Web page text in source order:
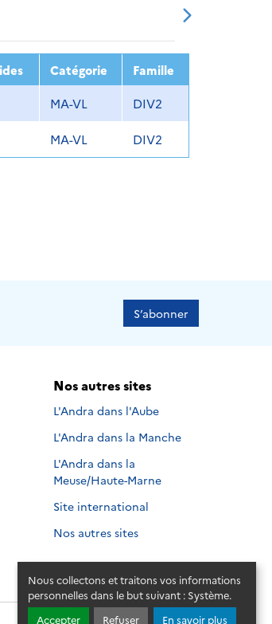
Nous collectons et traitons vos informations
personnelles dans le but suivant : Système.
Accepter
Refuser En savoir plus
2022 2023
Catégorie
Famille
MA-VL DIV2
MA-VL DIV2
S’abonner
Nos autres sites
L'Andra dans l'Aube
L'Andra dans la Manche
L'Andra dans la
Meuse/Haute-Marne
Site international
Nos autres sites